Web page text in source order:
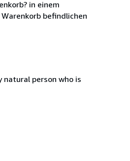
in einem
befindlichen
person who is